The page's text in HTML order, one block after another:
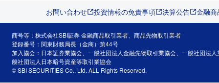
お問い合わせ 投資情報の免責事項 決算公告 金融
商号等：株式会社SBI証券 金融商品取引業者、商品先物取引業者
登録番号：関東財務局長（金商）第44号
加入協会：日本証券業協会、一般社団法人金融先物取引業協会、一般社団法
般社団法人日本暗号資産等取引業協会
© SBI SECURITIES Co., Ltd. ALL Rights Reserved.